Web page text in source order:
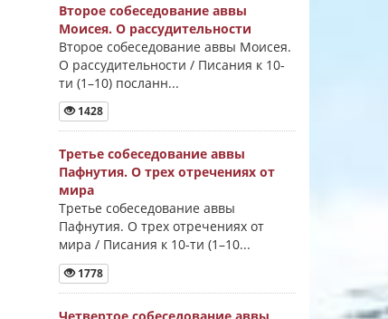
Второе собеседование аввы
Моисея. О рассудительности
Второе собеседование аввы Моисея.
О рассудительности / Писания к 10-
ти (1–10) посланн...
1428
Третье собеседование аввы
Пафнутия. О трех отречениях от
мира
Третье собеседование аввы
Пафнутия. О трех отречениях от
мира / Писания к 10-ти (1–10...
1778
Четвертое собеседование аввы